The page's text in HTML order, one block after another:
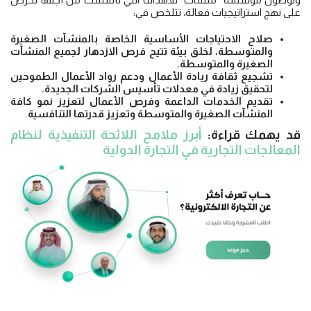
على نهج استراتيجيات فعالة، تتلخص في:
صلاح الاحتياجات الأساسية الخاصة بالمنشآت الصغيرة
والمتوسطة، لخلق بيئة تتيح فرص الازدهار لجميع المنشآت
الصغيرة والمتوسطة.
تشجيع ثقافة ريادة الأعمال ودعم رواد الأعمال الطموحين
لتحقيق زيادة في معدلات تأسيس الشركات الجديدة.
تقديم الخدمات الداعمة وفرص الأعمال لتعزيز نمو كافة
المنشآت الصغيرة والمتوسطة وتعزيز قدرتها التنافسية.
قد يهمك قراءة: أبرز ملامح اللائحة التنفيذية لنظام
المعالجات التجارية في التجارة الدولية